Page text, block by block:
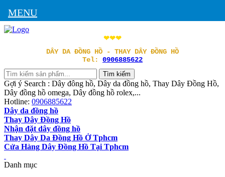
❤❤❤
DÂY DA ĐỒNG HỒ - THAY DÂY ĐỒNG HỒ
Tel: 0906885622
Gợi ý Search : Dây đông hồ, Dây da đồng hồ, Thay Dây Đồng Hồ,
Dây đồng hồ omega, Dây đồng hồ rolex,...
Hotline: 0906885622
Dây da đồng hồ
Thay Dây Đồng Hồ
Nhận đặt dây đồng hồ
Thay Dây Da Đồng Hồ Ở Tphcm
Cửa Hàng Dây Đồng Hồ Tại Tphcm
Danh mục
MENU